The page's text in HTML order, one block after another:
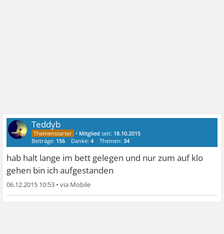
Teddyb
• Mitglied seit: 18.10.2015
Beiträge: 156 Danke:4 Themen:34
hab halt lange im bett gelegen und nur zum auf klo
gehen bin ich aufgestanden
06.12.2015 10:53 •